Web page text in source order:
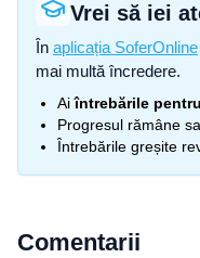
Vrei să iei
În aplicația SoferOnline
mai multă încredere.
Aiîntrebările
Progresul rămâne
Întrebările greșite
Comentarii